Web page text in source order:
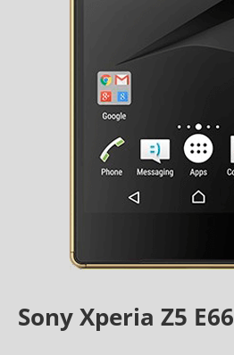
Sony Xperia Z5